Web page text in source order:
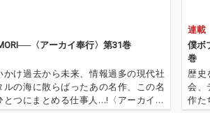
だし、や
する楽曲〈アーカイ奉行〉第31巻
かけ過去から未来、情報過多の現代社
ルの海に散らばったあの名作、この名
とつにまとめる仕事人…!〈アーカイ奉
連載
僕ボ
巻
歴史
会、
作た